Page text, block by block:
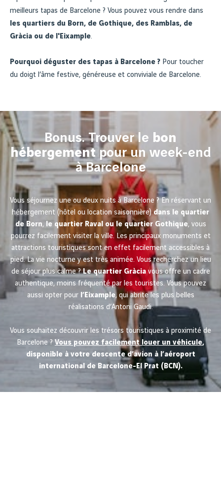
meilleurs tapas de Barcelone ? Vous pouvez vous rendre dans
les quartiers du Born, de Gothique, des Ramblas, de
Gràcia ou de l'Eixample.
Pourquoi déguster des tapas à Barcelone ? Pour toucher
du doigt l’âme festive, généreuse et conviviale de Barcelone.
Bonus. Trouver le bon
hébergement pour un week-end
à Barcelone
Vous séjournez une ou deux nuits à Barcelone ? En réservant un
hébergement (hôtel ou location saisonnière)dans le quartier
de Born, le quartier Raval ou le quartier Gothique, vous
pourrez facilement visiter la ville. Les principaux monuments et
attractions touristiques sont en effet facilement accessibles à
pied. La vie nocturne y est très animée. Vous recherchez un lieu
de séjour plus calme ?Le quartier Gràciavous offre un cadre
authentique, moins fréquenté par les touristes. Vous pouvez
aussi opter pour l’Eixample, qui abrite les plus belles
réalisations d’Antoni Gaudi.
Vous souhaitez découvrir les trésors touristiques à proximité de
Barcelone ? Vous pouvez facilement louer un véhicule,
disponible à votre descente d’avion à l’aéroport
international de Barcelone-El Prat (BCN).